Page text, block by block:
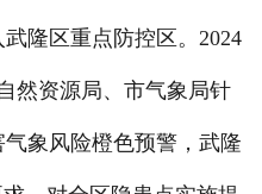
隆区重点防控区。2024
然资源局、市气象局针
象风险橙色预警，武隆